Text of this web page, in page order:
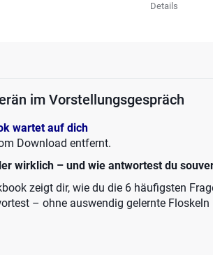
Details
im Vorstellungsgespräch
wartet auf dich
Download entfernt.
wirklich – und wie antwortest du
zeigt dir, wie du die 6 häufigsten
– ohne auswendig gelernte